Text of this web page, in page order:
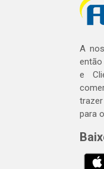
A
e
para